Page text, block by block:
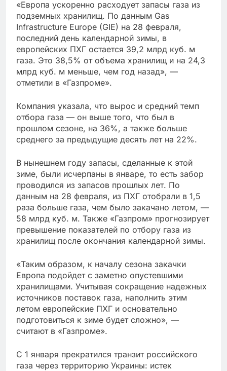
«Европа ускоренно расходует запасы газа из
подземных хранилищ. По данным Gas
Infrastructure Europe (GIE) на 28 февраля,
последний день календарной зимы, в
европейских ПХГ остается 39,2 млрд куб. м
газа. Это 38,5% от объема хранилищ и на 24,3
млрд куб. м меньше, чем год назад», —
отметили в «Газпроме».
Компания указала, что вырос и средний темп
отбора газа — он выше того, что был в
прошлом сезоне, на 36%, а также больше
среднего за предыдущие десять лет на 22%.
В нынешнем году запасы, сделанные к этой
зиме, были исчерпаны в январе, то есть забор
проводился из запасов прошлых лет. По
данным на 28 февраля, из ПХГ отобрали в 1,5
раза больше газа, чем было закачано летом, —
58 млрд куб. м. Также «Газпром» прогнозирует
превышение показателей по отбору газа из
хранилищ после окончания календарной зимы.
«Таким образом, к началу сезона закачки
Европа подойдет с заметно опустевшими
хранилищами. Учитывая сокращение надежных
источников поставок газа, наполнить этим
летом европейские ПХГ и основательно
подготовиться к зиме будет сложно», —
считают в «Газпроме».
С 1 января прекратился транзит российского
газа через территорию Украины: истек